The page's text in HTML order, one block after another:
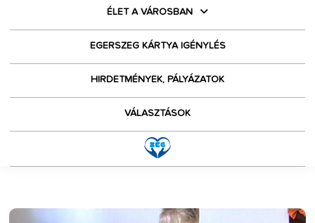
ÉLET A VÁROSBAN
EGERSZEG KÁRTYA IGÉNYLÉS
HIRDETMÉNYEK, PÁLYÁZATOK
VÁLASZTÁSOK